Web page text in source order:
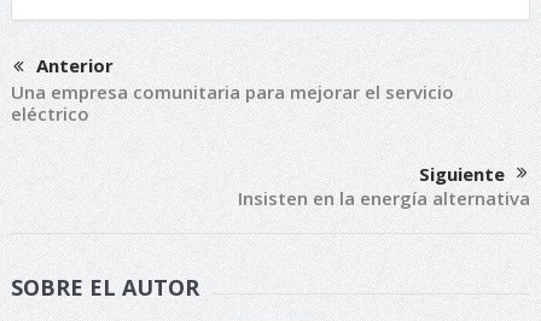
Anterior
Una empresa comunitaria para mejorar el servicio
eléctrico
Siguiente
Insisten en la energía alternativa
SOBRE EL AUTOR